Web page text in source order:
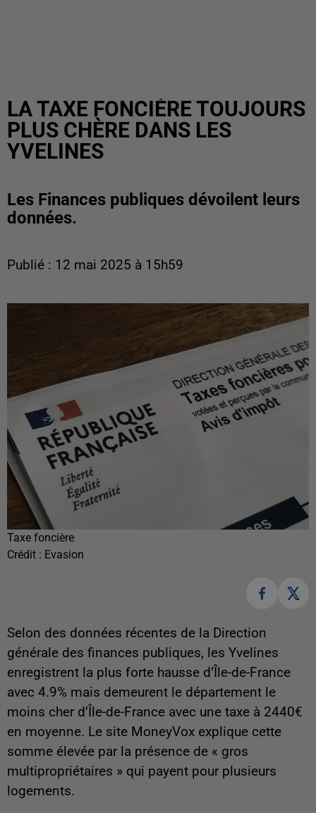
LA TAXE FONCIÈRE TOUJOURS
PLUS CHÈRE DANS LES
YVELINES
Les Finances publiques dévoilent leurs
données.
Publié : 12 mai 2025 à 15h59
Taxe foncière
Crédit : Evasion
Selon des données récentes de la Direction
générale des finances publiques, les Yvelines
enregistrent la plus forte hausse d’Île-de-France
avec 4.9% mais demeurent le département le
moins cher d’Île-de-France avec une taxe à 2440€
en moyenne. Le site MoneyVox explique cette
somme élevée par la présence de « gros
multipropriétaires » qui payent pour plusieurs
logements.